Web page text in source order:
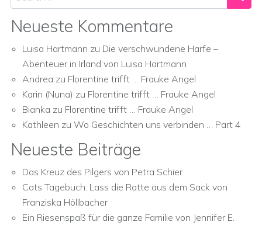
Neueste Kommentare
Luisa Hartmann zu Die verschwundene Harfe –
Abenteuer in Irland von Luisa Hartmann
Andrea zu Florentine trifft … Frauke Angel
Karin (Nuna) zu Florentine trifft … Frauke Angel
Bianka zu Florentine trifft … Frauke Angel
Kathleen zu Wo Geschichten uns verbinden … Part 4
Neueste Beiträge
Das Kreuz des Pilgers von Petra Schier
Cats Tagebuch: Lass die Ratte aus dem Sack von
Franziska Höllbacher
Ein Riesenspaß für die ganze Familie von Jennifer E.